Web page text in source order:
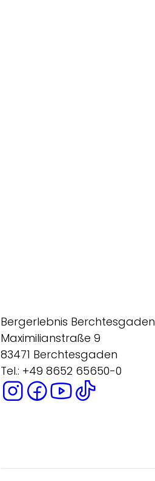
Bergerlebnis Berchtesgaden
Maximilianstraße 9
83471 Berchtesgaden
Tel.: +49 8652 65650-0